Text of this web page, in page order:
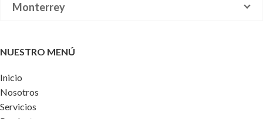
Monterrey
NUESTRO MENÚ
Inicio
Nosotros
Servicios